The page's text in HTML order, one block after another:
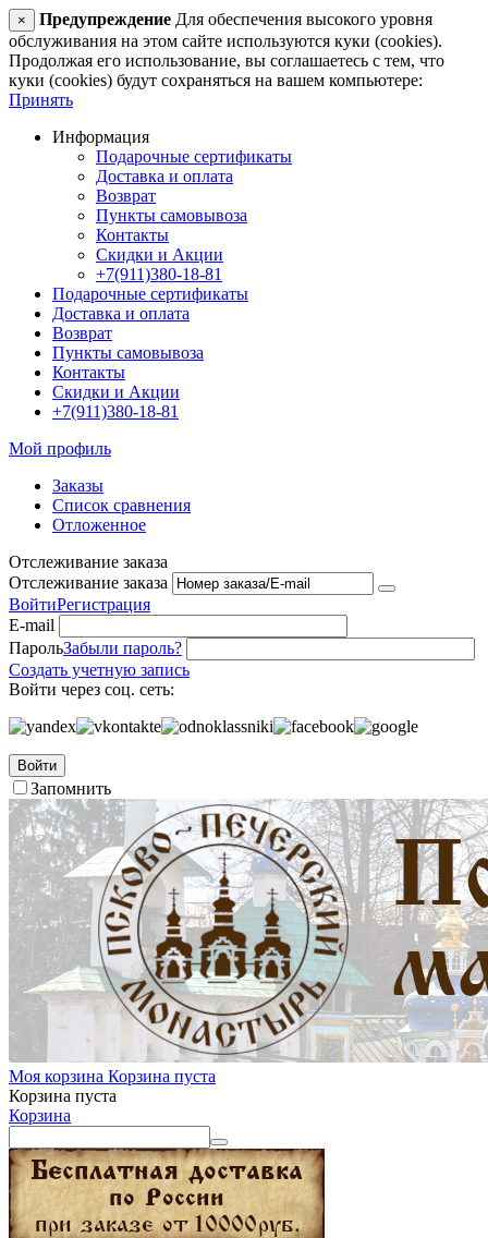
× Предупреждение Для обеспечения высокого уровня
обслуживания на этом сайте используются куки (cookies).
Продолжая его использование, вы соглашаетесь с тем, что
куки (cookies) будут сохраняться на вашем компьютере:
Принять
Информация
Подарочные сертификаты
Доставка и оплата
Возврат
Пункты самовывоза
Контакты
Скидки и Акции
+7(911)380-18-81
Подарочные сертификаты
Доставка и оплата
Возврат
Пункты самовывоза
Контакты
Скидки и Акции
+7(911)380-18-81
Мой профиль
Заказы
Список сравнения
Отложенное
Отслеживание заказа
Отслеживание заказа
ВойтиРегистрация
E-mail
ПарольЗабыли пароль?
Создать учетную запись
Войти через соц. сеть:
Войти
Запомнить
Моя корзина Корзина пуста
Корзина пуста
Корзина